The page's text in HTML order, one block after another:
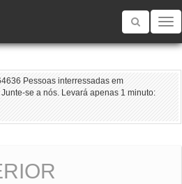
Toggle
Pessoas interressadas em
se a nós. Levará apenas 1 minuto: